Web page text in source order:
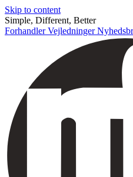
Skip to content
Simple, Different, Better
ForhandlerVejledninger